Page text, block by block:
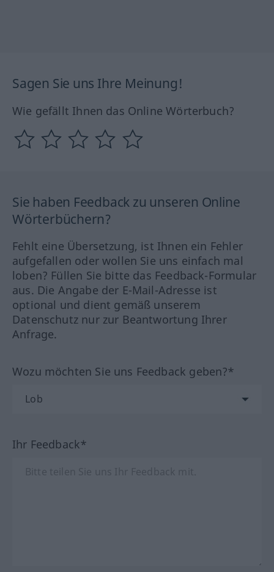
Sagen Sie uns Ihre Meinung!
Wie gefällt Ihnen das Online Wörterbuch?
Sie haben Feedback zu unseren Online
Wörterbüchern?
Fehlt eine Übersetzung, ist Ihnen ein Fehler
aufgefallen oder wollen Sie uns einfach mal
loben? Füllen Sie bitte das Feedback-Formular
aus. Die Angabe der E-Mail-Adresse ist
optional und dient gemäß unserem
Datenschutz nur zur Beantwortung Ihrer
Anfrage.
Wozu möchten Sie uns Feedback geben?*
Ihr Feedback*